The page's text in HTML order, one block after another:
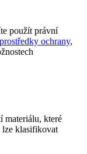
použít právní
ochrany,
materiálu, které
lze klasifikovat